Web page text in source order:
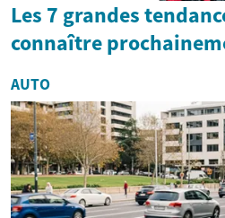
Les 7 grandes
connaître
AUTO